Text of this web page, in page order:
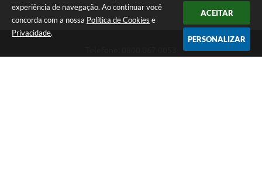
experiência de navegação. Ao continuar você
concorda com a nossa Política de Cookies e
Privacidade.
ACEITAR
PERSONALIZAR